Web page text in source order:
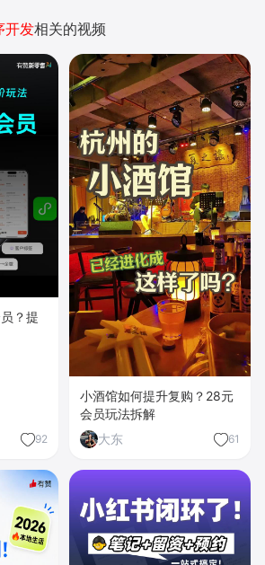
开发相关的视频
？提
92
小酒馆如何提升复购？28元
会员玩法拆解
大东
61